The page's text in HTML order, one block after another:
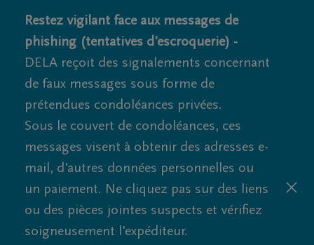
Restez vigilant face aux messages de
phishing (tentatives d'escroquerie) -
DELA reçoit des signalements concernant
de faux messages sous forme de
prétendues condoléances privées.
Sous le couvert de condoléances, ces
messages visent à obtenir des adresses e-
mail, d'autres données personnelles ou
un paiement. Ne cliquez pas sur des liens
ou des pièces jointes suspects et vérifiez
soigneusement l'expéditeur.